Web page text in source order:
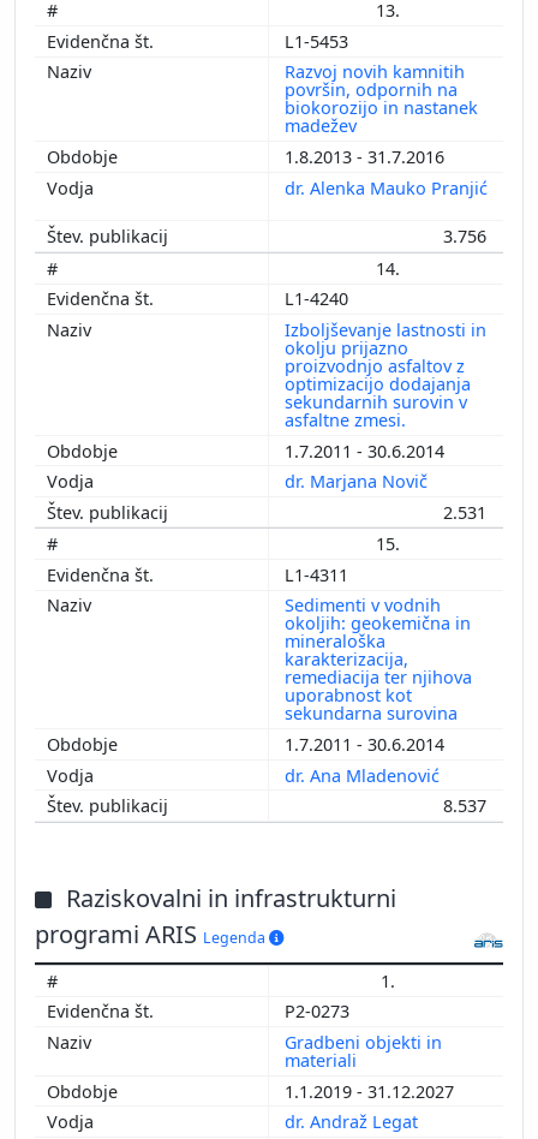
13.
L1-5453
Razvoj novih kamnitih
površin, odpornih na
biokorozijo in nastanek
madežev
1.8.2013 - 31.7.2016
dr. Alenka Mauko Pranjić
3.756
14.
L1-4240
Izboljševanje lastnosti in
okolju prijazno
proizvodnjo asfaltov z
optimizacijo dodajanja
sekundarnih surovin v
asfaltne zmesi.
1.7.2011 - 30.6.2014
dr. Marjana Novič
2.531
15.
L1-4311
Sedimenti v vodnih
okoljih: geokemična in
mineraloška
karakterizacija,
remediacija ter njihova
uporabnost kot
sekundarna surovina
1.7.2011 - 30.6.2014
dr. Ana Mladenović
8.537
Raziskovalni in infrastrukturni
programi ARIS Legenda
1.
P2-0273
Gradbeni objekti in
materiali
1.1.2019 - 31.12.2027
dr. Andraž Legat